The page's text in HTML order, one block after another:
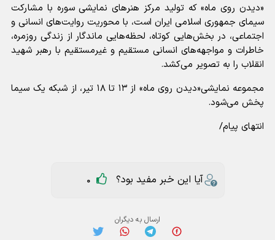
«دیدن روی ماه» که تولید مرکز هنرهای نمایشی سوره با مشارکت
سیمای جمهوری اسلامی ایران است، با محوریت روایت‌های انسانی و
اجتماعی، در بخش‌هایی کوتاه، لحظه‌هایی ماندگار از زندگی روزمره،
خاطرات و مواجهه‌های انسانی مستقیم و غیرمستقیم با رهبر شهید
انقلاب را به تصویر می‌کشد.
مجموعه نمایشی«دیدن روی ماه» از ۱۳ تا ۱۸ تیر، از شبکه یک سیما
پخش می‌شود.
انتهای پیام/
آیا این خبر مفید بود؟ 0
ارسال به دیگران